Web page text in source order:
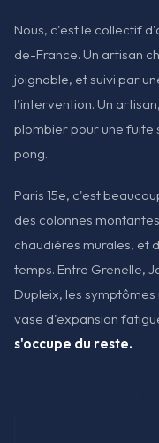
Nous, c'est le collectif
de-France. Un artisan
joignable, et suivi par
l'intervention. Un
plombier pour une fuite
pong.
Paris 15e, c'est
des colonnes
chaudières murales, et
temps. Entre Grenelle,
Dupleix, les
vase d'expansion
s'occupe du reste.